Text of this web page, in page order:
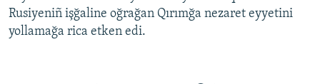
Rusiyeniñ işğaline oğrağan Qırımğa nezaret eyyetini
yollamağa rica etken edi.